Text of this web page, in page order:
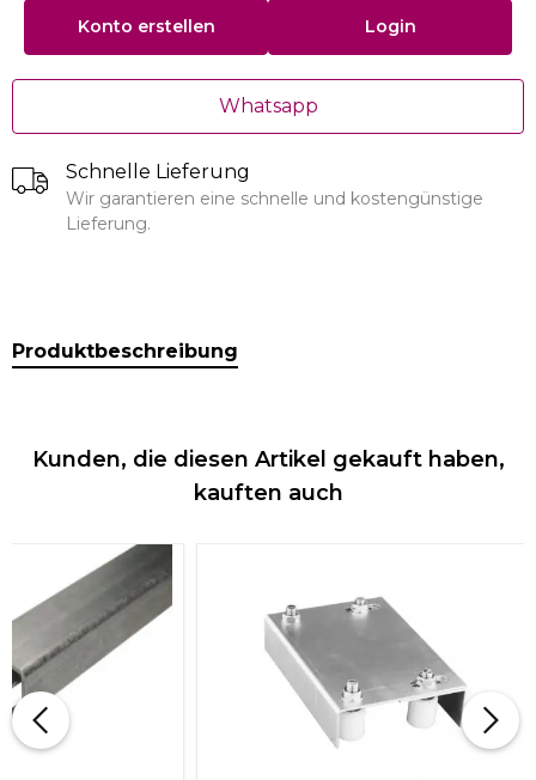
Konto erstellen Login
Whatsapp
Schnelle Lieferung
Wir garantieren eine schnelle und kostengünstige
Lieferung.
Produktbeschreibung
Kunden, die diesen Artikel gekauft haben,
kauften auch